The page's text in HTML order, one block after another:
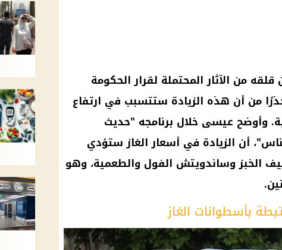
من الآثار المحتملة لقرارالحكومة
من أن هذه الزيادة ستتسبب في ارتفاع
. وأوضح عيسى خلال برنامجه "حديث
أن الزيادة في أسعار الغازستؤدي
الخبزوساندويتش الفول والطعمية، وهو
بأسطوانات الغاز